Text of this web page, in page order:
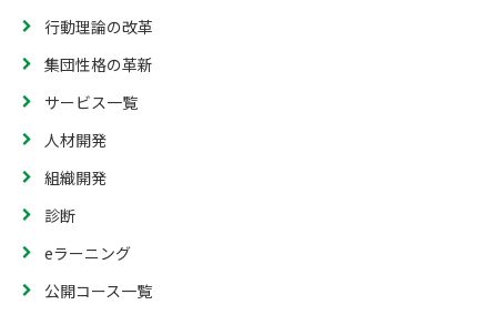
行動理論の改革
集団性格の革新
サービス一覧
人材開発
組織開発
診断
eラーニング
公開コース一覧